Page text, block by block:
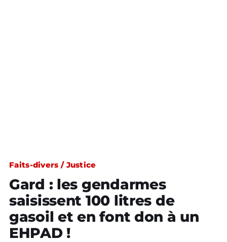
Faits-divers / Justice
Gard : les gendarmes
saisissent 100 litres de
gasoil et en font don à un
EHPAD !